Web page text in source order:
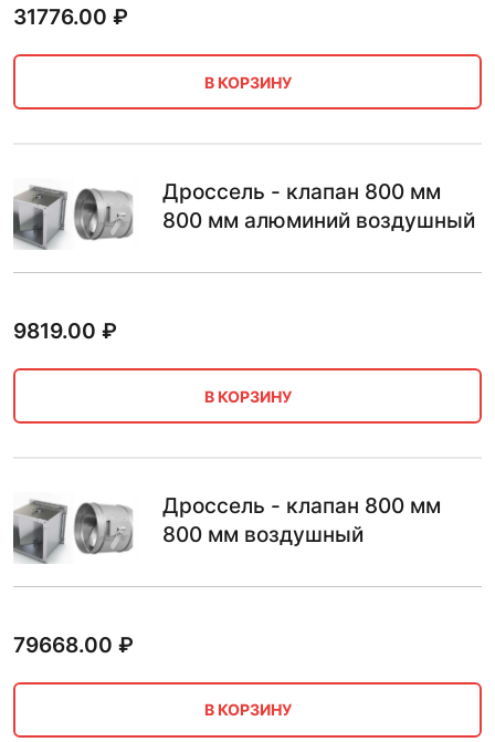
31776.00 ₽
В КОРЗИНУ
Дроссель - клапан 800 мм
800 мм алюминий воздушный
9819.00 ₽
В КОРЗИНУ
Дроссель - клапан 800 мм
800 мм воздушный
79668.00 ₽
В КОРЗИНУ